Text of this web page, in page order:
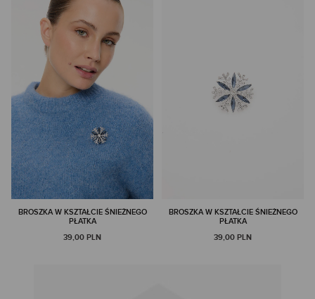
BROSZKA W KSZTAŁCIE ŚNIEŻNEGO
PŁATKA
39,00 PLN
BROSZKA W KSZTAŁCIE ŚNIEŻNEGO
PŁATKA
39,00 PLN